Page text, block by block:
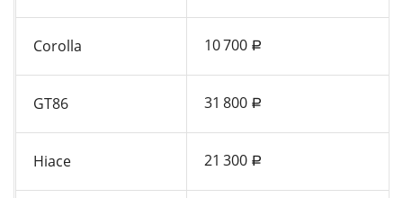
Corolla 10 700 a
GT86 31 800 a
Hiace 21 300 a